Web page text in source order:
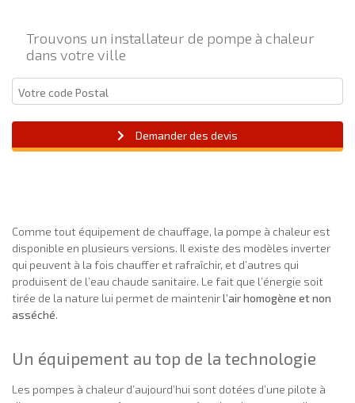
Trouvons un installateur de pompe à chaleur
dans votre ville
Demander des devis
Comme tout équipement de chauffage, la pompe à chaleur est
disponible en plusieurs versions. Il existe des modèles inverter
qui peuvent à la fois chauffer et rafraîchir, et d’autres qui
produisent de l’eau chaude sanitaire. Le fait que l’énergie soit
tirée de la nature lui permet de maintenirl’air homogène et non
asséché.
Un équipement au top de la technologie
Les pompes à chaleur d’aujourd’hui sont dotées d’une pilote à